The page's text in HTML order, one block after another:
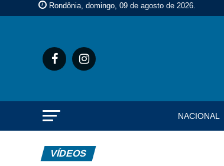
Rondônia, domingo, 09 de agosto de 2026.
NACIONAL
VÍDEOS